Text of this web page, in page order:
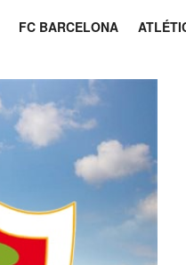
FC BARCELONA